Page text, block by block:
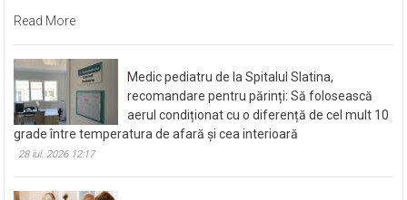
Read More
Medic pediatru de la Spitalul Slatina,
recomandare pentru părinți: Să folosească
aerul condiționat cu o diferență de cel mult 10
grade între temperatura de afară și cea interioară
28 iul. 2026 12:17